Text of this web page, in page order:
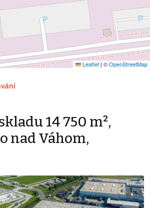
Leaflet | ©OpenStreetMap
14 750 m²,
nad Váhom,